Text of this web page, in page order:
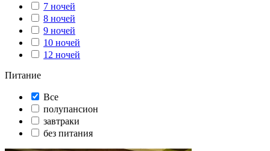
7 ночей
8 ночей
9 ночей
10 ночей
12 ночей
Питание
Все
полупансион
завтраки
без питания